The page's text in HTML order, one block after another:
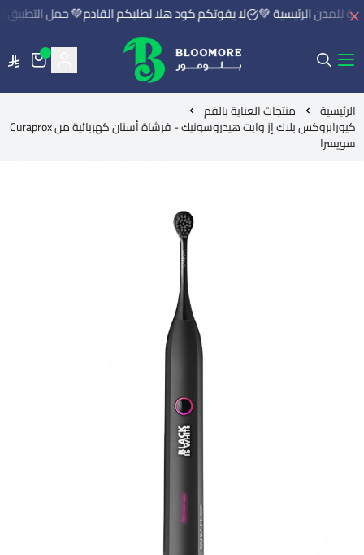
لا يفوتكم كود هلا لطلبكم القادم💚 حمل التطبيق
بلومور | BLOOMORE
٠
٠
الرئيسية منتجات العناية بالفم
كيورابروكس بلاك إز وايت هيدروسونيك - فرشاة أسنان كهربائية من Curaprox
سويسرا